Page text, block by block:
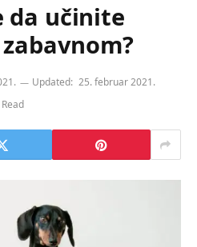
da učinite
Updated: 25. februar 2021.